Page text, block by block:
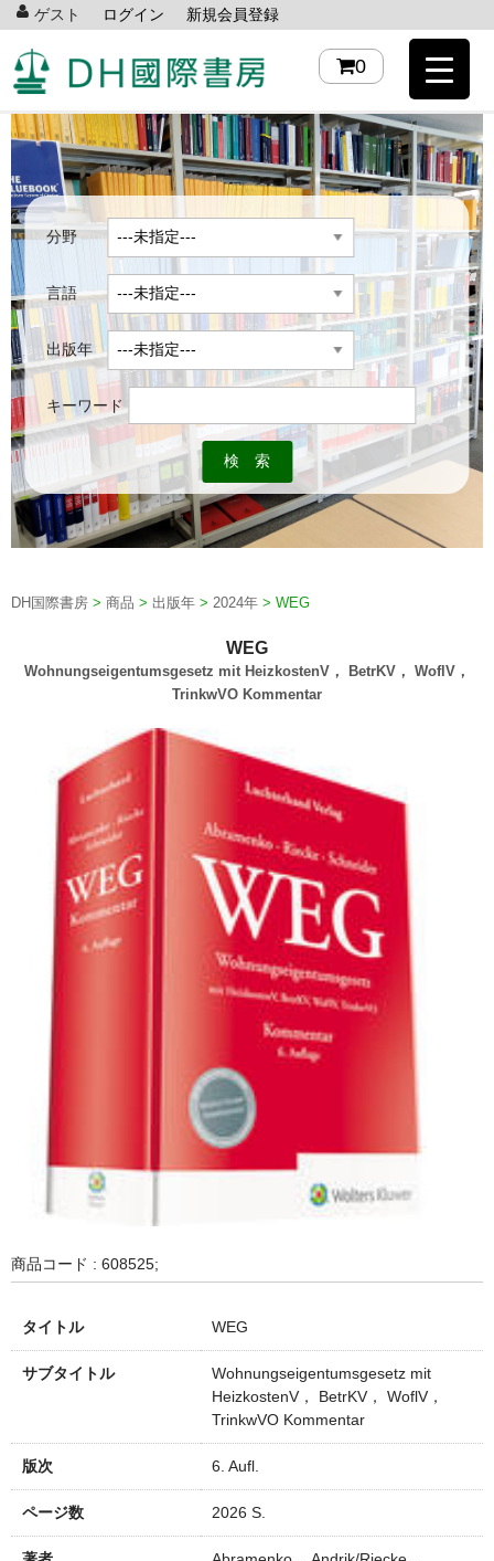
ゲスト ログイン 新規会員登録
0
分野
言語
出版年
キーワード
DH国際書房 > 商品 > 出版年 > 2024年 > WEG
WEG
Wohnungseigentumsgesetz mit HeizkostenV， BetrKV， WoflV，
TrinkwVO Kommentar
商品コード : 608525;
タイトル WEG
サブタイトル
Wohnungseigentumsgesetz mit
HeizkostenV， BetrKV， WoflV，
TrinkwVO Kommentar
版次 6. Aufl.
ページ数 2026 S.